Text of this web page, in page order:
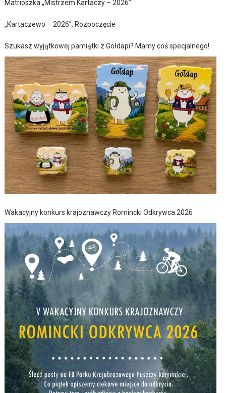
Matrioszka „Mistrzem Kartaczy – 2026”
„Kartaczewo – 2026”. Rozpoczęcie
Szukasz wyjątkowej pamiątki z Gołdapi? Mamy coś specjalnego!
Wakacyjny konkurs krajoznawczy Romincki Odkrywca 2026